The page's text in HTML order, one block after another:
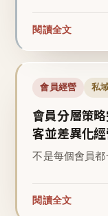
閱讀全文
會員經營 私
會員分層策
客並差異化
不是每個會員都
閱讀全文